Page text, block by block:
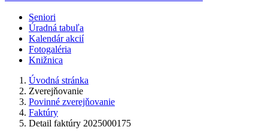
Seniori
Úradná tabuľa
Kalendár akcií
Fotogaléria
Knižnica
Úvodná stránka
Zverejňovanie
Povinné zverejňovanie
Faktúry
Detail faktúry 2025000175